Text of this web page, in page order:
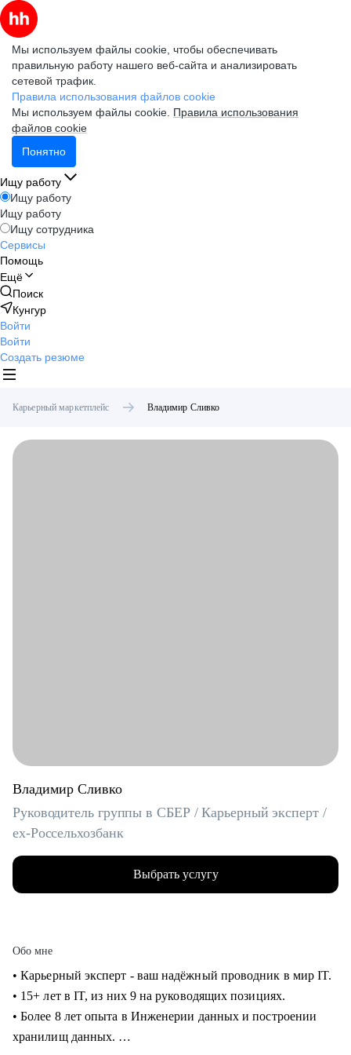
Мы используем файлы cookie, чтобы обеспечивать
правильную работу нашего веб-сайта и анализировать
сетевой трафик.
Правила использования файлов cookie
Мы используем файлы cookie. Правила использования
файлов cookie
Понятно
Ищу работу
Ищу работу
Ищу работу
Ищу сотрудника
Сервисы
Помощь
Ещё
Поиск
Кунгур
Войти
Войти
Создать резюме
Карьерный маркетплейс Владимир Сливко
Владимир Сливко
Руководитель группы в СБЕР / Карьерный эксперт /
ex-Россельхозбанк
Выбрать услугу
Обо мне
• Карьерный эксперт - ваш надёжный проводник в мир IT.
• 15+ лет в IT, из них 9 на руководящих позициях.
• Более 8 лет опыта в Инженерии данных и построении
хранилищ данных.